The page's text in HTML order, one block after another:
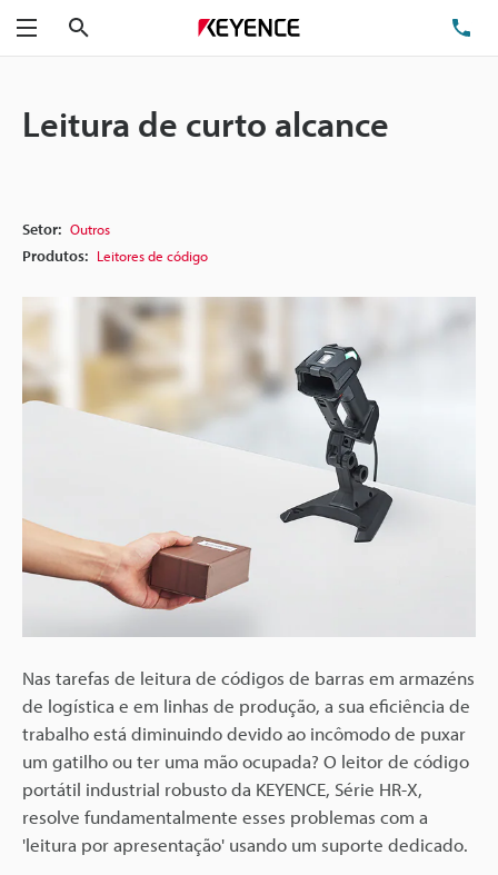
Menu
Leitura de curto alcance
Setor: Outros
Produtos: Leitores de código
Nas tarefas de leitura de códigos de barras em armazéns
de logística e em linhas de produção, a sua eficiência de
trabalho está diminuindo devido ao incômodo de puxar
um gatilho ou ter uma mão ocupada? O leitor de código
portátil industrial robusto da KEYENCE, Série HR-X,
resolve fundamentalmente esses problemas com a
'leitura por apresentação' usando um suporte dedicado.